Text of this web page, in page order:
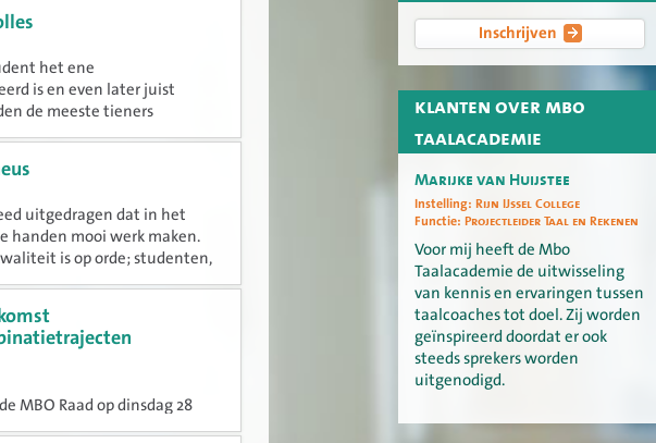
Inschrijven
klanten over mbo
taalacademie
Marijke van Huijstee
Instelling: Rijn IJssel College
Functie: Projectleider Taal en Rekenen
Voor mij heeft de Mbo
Taalacademie de uitwisseling
van kennis en ervaringen tussen
taalcoaches tot doel. Zij worden
geïnspireerd doordat er ook
steeds sprekers worden
uitgenodigd.
het ene
is en even later juist
de meeste tieners
huiswerk? Hoe komt het
uitgedragen dat in het
handen mooi werk maken.
is op orde; studenten,
zijn tevreden. Overal in
MBO Raad op dinsdag 28
Arbeidsmarktgerichte